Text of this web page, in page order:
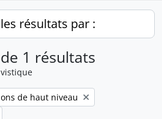
résultats par :
1 résultats
de haut niveau